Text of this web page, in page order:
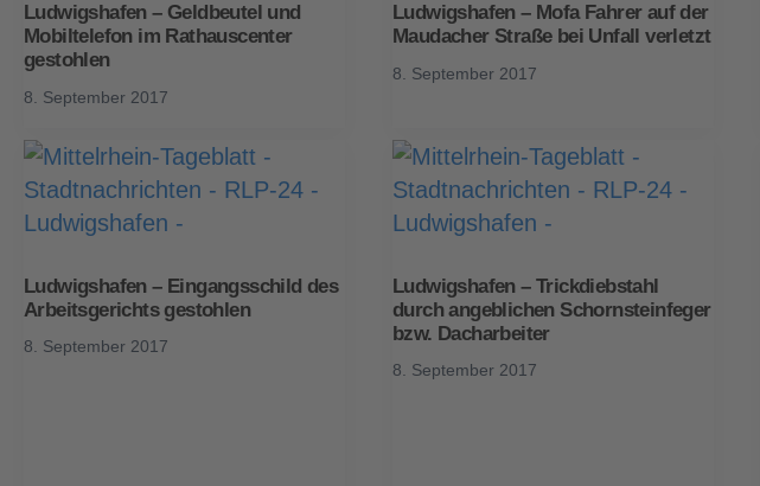
Ludwigshafen – Geldbeutel und
Mobiltelefon im Rathauscenter
gestohlen
8. September 2017
Ludwigshafen – Mofa Fahrer auf der
Maudacher Straße bei Unfall verletzt
8. September 2017
Ludwigshafen – Eingangsschild des
Arbeitsgerichts gestohlen
8. September 2017
Ludwigshafen – Trickdiebstahl
durch angeblichen Schornsteinfeger
bzw. Dacharbeiter
8. September 2017